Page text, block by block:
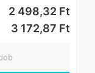
2 498,32 Ft
3 172,87 Ft